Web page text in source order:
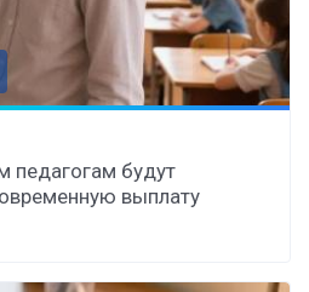
будут
выплату